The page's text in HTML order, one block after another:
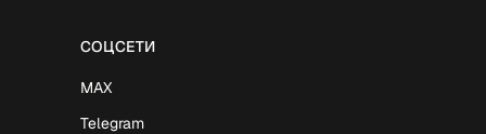
СОЦСЕТИ
MAX
Telegram